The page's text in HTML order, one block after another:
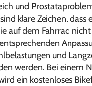
und
klare Zeichen, dass
auf dem Fahrrad
und
werden. Bei einem
ein kostenloses